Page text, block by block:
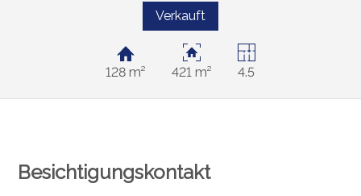
Verkauft
128 m² 421 m² 4.5
Besichtigungskontakt